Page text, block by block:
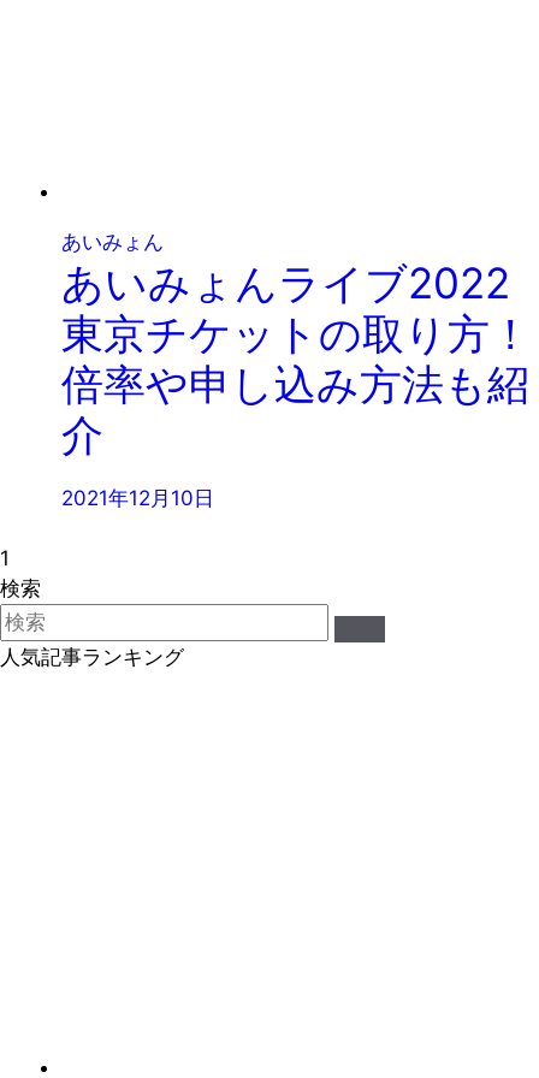
あいみょん
あいみょんライブ2022
東京チケットの取り方！
倍率や申し込み方法も紹
介
2021年12月10日
1
検索
人気記事ランキング